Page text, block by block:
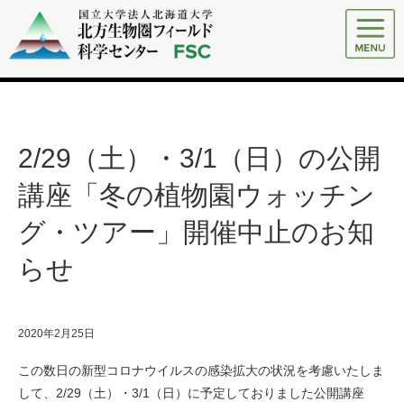
2/29（土）・3/1（日）の公開
講座「冬の植物園ウォッチン
グ・ツアー」開催中止のお知
らせ
2020年2月25日
この数日の新型コロナウイルスの感染拡大の状況を考慮いたしま
して、2/29（土）・3/1（日）に予定しておりました公開講座